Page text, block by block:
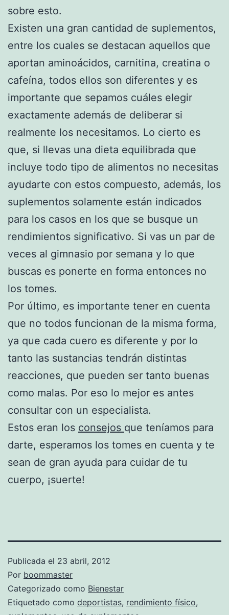
sobre esto.
Existen una gran cantidad de suplementos,
entre los cuales se destacan aquellos que
aportan aminoácidos, carnitina, creatina o
cafeína, todos ellos son diferentes y es
importante que sepamos cuáles elegir
exactamente además de deliberar si
realmente los necesitamos. Lo cierto es
que, si llevas una dieta equilibrada que
incluye todo tipo de alimentos no necesitas
ayudarte con estos compuesto, además, los
suplementos solamente están indicados
para los casos en los que se busque un
rendimientos significativo. Si vas un par de
veces al gimnasio por semana y lo que
buscas es ponerte en forma entonces no
los tomes.
Por último, es importante tener en cuenta
que no todos funcionan de la misma forma,
ya que cada cuero es diferente y por lo
tanto las sustancias tendrán distintas
reacciones, que pueden ser tanto buenas
como malas. Por eso lo mejor es antes
consultar con un especialista.
Estos eran los consejos que teníamos para
darte, esperamos los tomes en cuenta y te
sean de gran ayuda para cuidar de tu
cuerpo, ¡suerte!
Publicada el 23 abril, 2012
Por boommaster
Categorizado como Bienestar
Etiquetado como deportistas, rendimiento físico,